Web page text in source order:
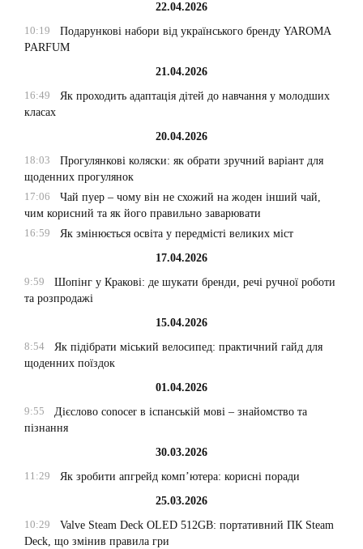
22.04.2026
10:19
Подарункові набори від українського бренду YAROMA
PARFUM
21.04.2026
16:49
Як проходить адаптація дітей до навчання у молодших
класах
20.04.2026
18:03
Прогулянкові коляски: як обрати зручний варіант для
щоденних прогулянок
17:06
Чай пуер – чому він не схожий на жоден інший чай,
чим корисний та як його правильно заварювати
16:59
Як змінюється освіта у передмісті великих міст
17.04.2026
9:59
Шопінг у Кракові: де шукати бренди, речі ручної роботи
та розпродажі
15.04.2026
8:54
Як підібрати міський велосипед: практичний гайд для
щоденних поїздок
01.04.2026
9:55
Дієслово conocer в іспанській мові – знайомство та
пізнання
30.03.2026
11:29
Як зробити апгрейд комп’ютера: корисні поради
25.03.2026
10:29
Valve Steam Deck OLED 512GB: портативний ПК Steam
Deck, що змінив правила гри